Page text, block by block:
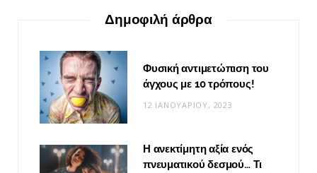
Δημοφιλή άρθρα
Φυσική αντιμετώπιση του
άγχους με 10 τρόπους!
12 ΙΑΝΟΥΑΡΊΟΥ, 2023
Η ανεκτίμητη αξία ενός
πνευματικού δεσμού… Τι